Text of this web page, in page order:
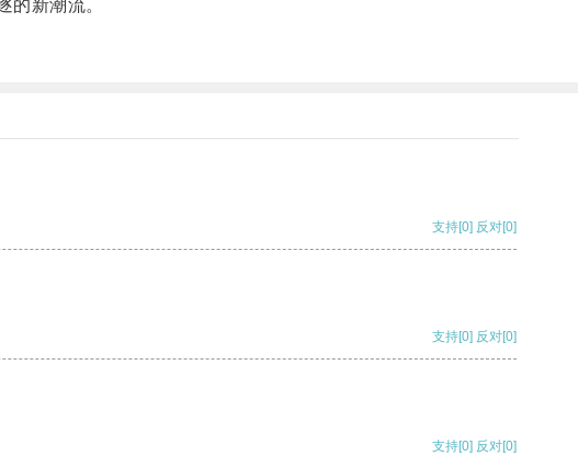
新潮流。
支持[0] 反对[0]
支持[0] 反对[0]
支持[0] 反对[0]